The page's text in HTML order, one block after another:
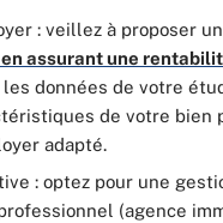
: veillez à proposer
assurant une
les données de votre
de votre bien
adapté.
: optez pour une
(agence